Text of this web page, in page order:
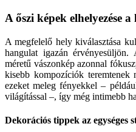
A őszi képek elhelyezése
A megfelelő hely kiválasztása
hangulat igazán
méretű vászonkép azonnal
kisebb kompozíciók teremtenek
ezeket meleg fényekkel –
világítással –, így még intimebb
Dekorációs tippek az egységes